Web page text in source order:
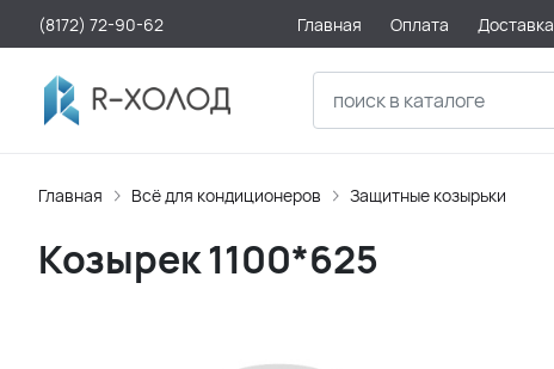
(8172) 72-90-62 Главная Оплата Доставка
Главная Всё для кондиционеров Защитные козырьки
Козырек 1100*625